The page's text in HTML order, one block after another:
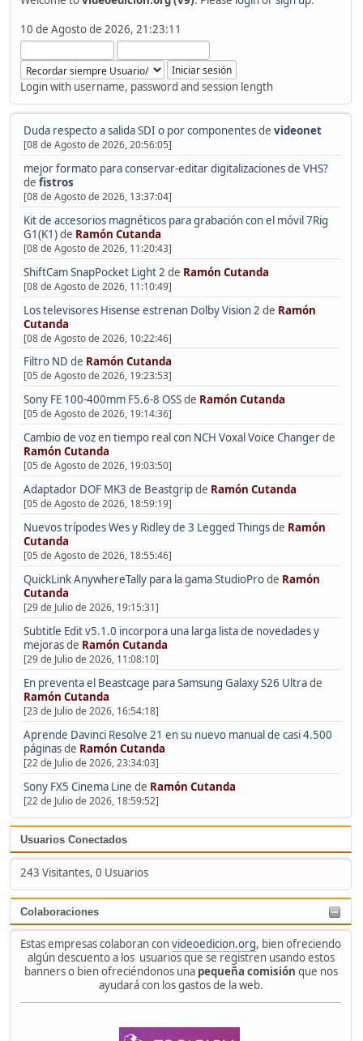
10 de Agosto de 2026, 21:23:11
Login with username, password and session length
Duda respecto a salida SDI o por componentesde videonet
[08 de Agosto de 2026, 20:56:05]
mejor formato para conservar-editar digitalizaciones de VHS?
de fistros
[08 de Agosto de 2026, 13:37:04]
Kit de accesorios magnéticos para grabación con el móvil 7Rig
G1(K1)de Ramón Cutanda
[08 de Agosto de 2026, 11:20:43]
ShiftCam SnapPocket Light 2 de Ramón Cutanda
[08 de Agosto de 2026, 11:10:49]
Los televisores Hisense estrenan Dolby Vision 2 de Ramón
Cutanda
[08 de Agosto de 2026, 10:22:46]
Filtro ND de Ramón Cutanda
[05 de Agosto de 2026, 19:23:53]
Sony FE 100-400mm F5.6-8 OSSde Ramón Cutanda
[05 de Agosto de 2026, 19:14:36]
Cambio de voz en tiempo real con NCH Voxal Voice Changerde
Ramón Cutanda
[05 de Agosto de 2026, 19:03:50]
Adaptador DOF MK3 de Beastgripde Ramón Cutanda
[05 de Agosto de 2026, 18:59:19]
Nuevos trípodes Wes y Ridley de 3 Legged Thingsde Ramón
Cutanda
[05 de Agosto de 2026, 18:55:46]
QuickLink AnywhereTally para la gama StudioProde Ramón
Cutanda
[29 de Julio de 2026, 19:15:31]
Subtitle Edit v5.1.0 incorpora una larga lista de novedades y
mejorasde Ramón Cutanda
[29 de Julio de 2026, 11:08:10]
En preventa el Beastcage para Samsung Galaxy S26 Ultrade
Ramón Cutanda
[23 de Julio de 2026, 16:54:18]
Aprende Davinci Resolve 21 en su nuevo manual de casi 4.500
páginasde Ramón Cutanda
[22 de Julio de 2026, 23:34:03]
Sony FX5 Cinema Line de Ramón Cutanda
[22 de Julio de 2026, 18:59:52]
Usuarios Conectados
243 Visitantes, 0 Usuarios
Colaboraciones
Estas empresas colaboran convideoedicion.org, bien ofreciendo
algún descuento a los usuarios que se registren usando estos
banners o bien ofreciéndonos una pequeña comisión que nos
ayudará con los gastos de la web.